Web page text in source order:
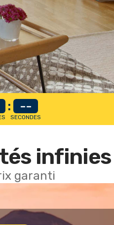
: --
SECONDES
infinies
garanti